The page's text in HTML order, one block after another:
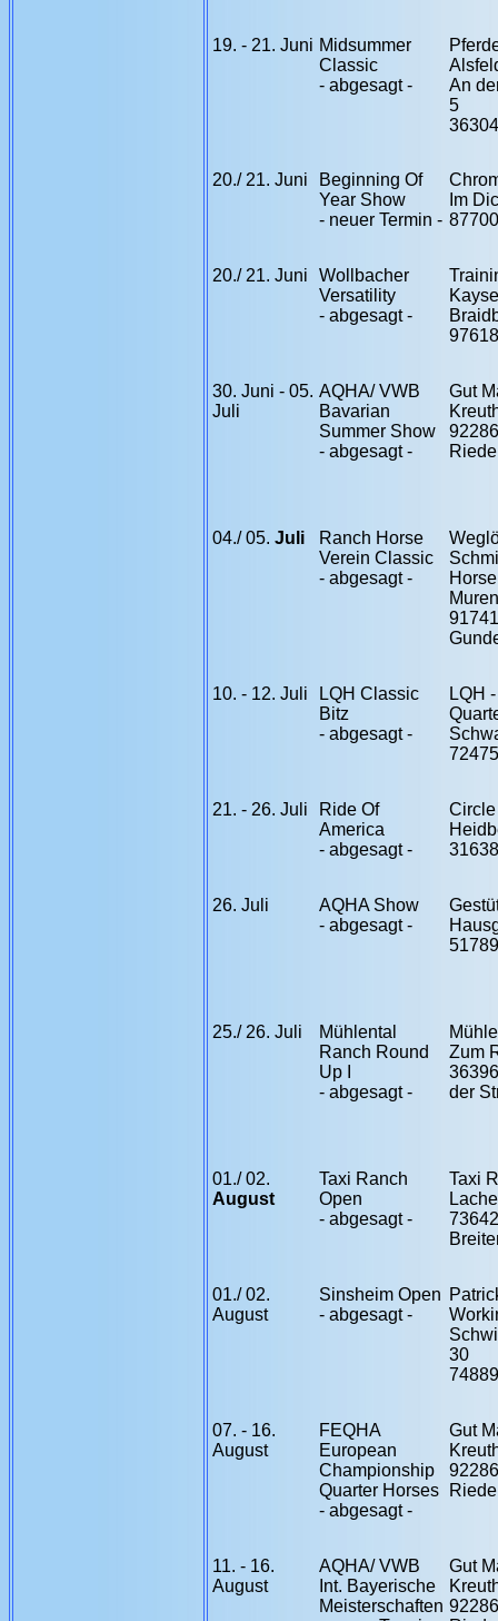
19. - 21. Juni Midsummer
Classic
- abgesagt -
An
5
20./ 21. Juni
Beginning Of
Year Show
- neuer Termin -
Im
20./ 21. Juni
Wollbacher
Versatility
- abgesagt -
30. Juni - 05.
Juli
AQHA/ VWB
Bavarian
Summer Show
- abgesagt -
Gut
92286
04./ 05. Juli
Ranch Horse
Verein Classic
- abgesagt -
Horse
91741
10. - 12. Juli
LQH Classic
Bitz
- abgesagt -
LQH
21. - 26. Juli
Ride Of
America
- abgesagt -
26. Juli
AQHA Show
- abgesagt -
25./ 26. Juli
Mühlental
Ranch Round
Up I
- abgesagt -
Zum
der
01./ 02.
August
Taxi Ranch
Open
- abgesagt -
Taxi
01./ 02.
August
Sinsheim Open
- abgesagt -
30
07. - 16.
August
FEQHA
European
Championship
Quarter Horses
- abgesagt -
Gut
92286
11. - 16.
August
AQHA/ VWB
Int. Bayerische
Meisterschaften
Gut
92286